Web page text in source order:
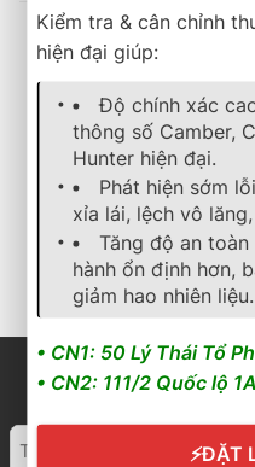
Sản
-23%
lốp xe,bridgestone ,dualer
4.920.000₫ 3.800.000₫
Cần nhận báo giá mới
nhất? Nhấn vào đây để
trao đổi ngay
Kiểm tra & cân chỉnh
hiện đại giúp:
Độ chính xác
thông số Camber,
Hunter hiện đại.
Phát hiện sớm
xỉa lái, lệch vô
Tăng độ an
hành ổn định hơn,
giảm hao nhiên liệu.
• CN1: 50 Lý Thái Tổ
• CN2: 111/2 Quốc lộ
⚡ĐẶT